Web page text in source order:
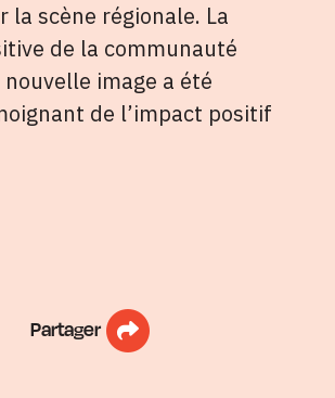
la scène régionale. La
de la communauté
image a été
de l’impact positif
Partager